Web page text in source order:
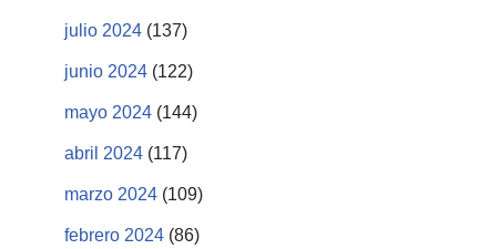
julio 2024 (137)
junio 2024 (122)
mayo 2024 (144)
abril 2024 (117)
marzo 2024 (109)
febrero 2024 (86)